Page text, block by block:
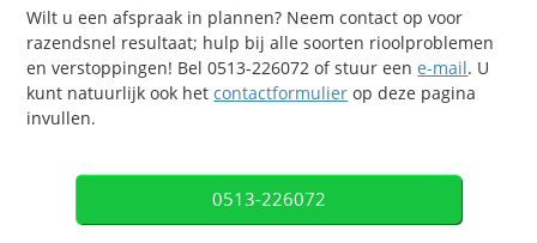
Wilt u een afspraak in plannen? Neem contact op voor
razendsnel resultaat; hulp bij alle soorten rioolproblemen
en verstoppingen! Bel 0513-226072 of stuur eene-mail. U
kunt natuurlijk ook hetcontactformulier op deze pagina
invullen.
0513-226072